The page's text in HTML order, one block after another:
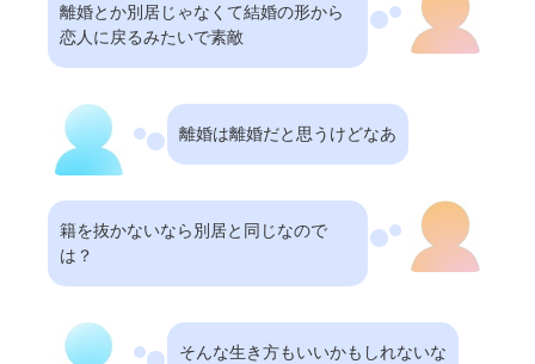
離婚とか別居じゃなくて結婚の形から
恋人に戻るみたいで素敵
離婚は離婚だと思うけどなあ
籍を抜かないなら別居と同じなので
は？
そんな生き方もいいかもしれないな